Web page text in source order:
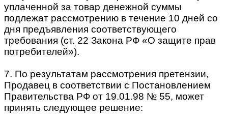
уплаченной за товар денежной суммы
подлежат рассмотрению в течение 10 дней со
дня предъявления соответствующего
требования (ст. 22 Закона РФ «О защите прав
потребителей»).
7. По результатам рассмотрения претензии,
Продавец в соответствии с Постановлением
Правительства РФ от 19.01.98 № 55, может
принять следующее решение: